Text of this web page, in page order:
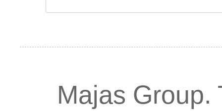
Majas Group.